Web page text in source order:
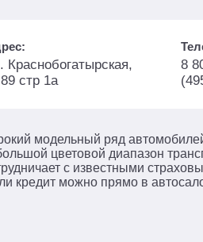
Краснобогатырская,
стр 1а
8
модельный ряд
цветовой диапазон
с известными
кредит можно прямо в